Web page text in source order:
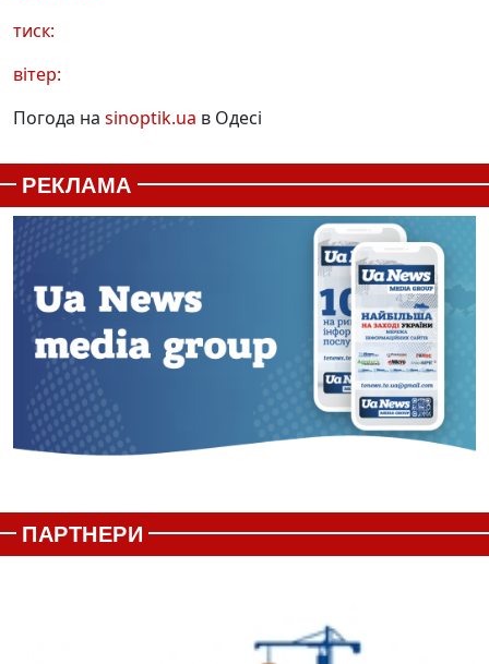
тиск:
вітер:
Погода на sinoptik.ua в Одесі
РЕКЛАМА
ПАРТНЕРИ